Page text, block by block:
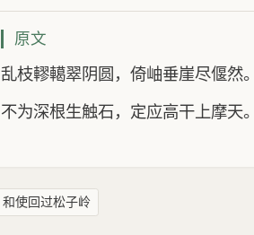
原文
乱枝轇轕翠阴圆，倚岫垂崖尽偃然。
不为深根生触石，定应高干上摩天。
和使回过松子岭